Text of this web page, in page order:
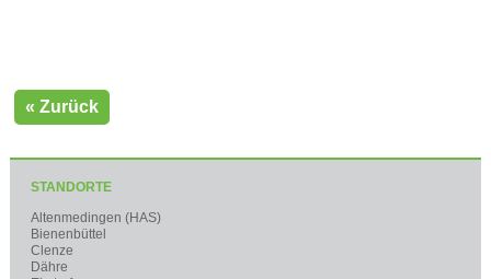
« Zurück
STANDORTE
Altenmedingen (HAS)
Bienenbüttel
Clenze
Dähre